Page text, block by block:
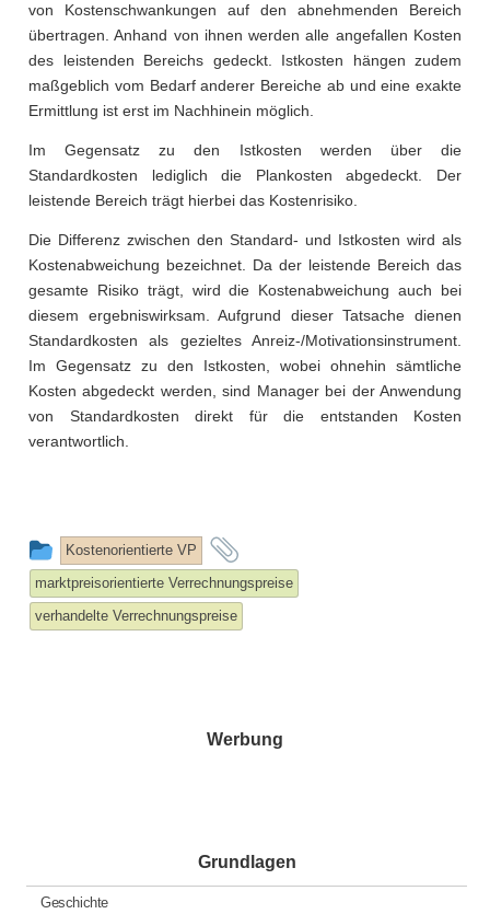
von Kostenschwankungen auf den abnehmenden Bereich
übertragen. Anhand von ihnen werden alle angefallen Kosten
des leistenden Bereichs gedeckt. Istkosten hängen zudem
maßgeblich vom Bedarf anderer Bereiche ab und eine exakte
Ermittlung ist erst im Nachhinein möglich.
Im Gegensatz zu den Istkosten werden über die
Standardkosten lediglich die Plankosten abgedeckt. Der
leistende Bereich trägt hierbei das Kostenrisiko.
Die Differenz zwischen den Standard- und Istkosten wird als
Kostenabweichung bezeichnet. Da der leistende Bereich das
gesamte Risiko trägt, wird die Kostenabweichung auch bei
diesem ergebniswirksam. Aufgrund dieser Tatsache dienen
Standardkosten als gezieltes Anreiz-/Motivationsinstrument.
Im Gegensatz zu den Istkosten, wobei ohnehin sämtliche
Kosten abgedeckt werden, sind Manager bei der Anwendung
von Standardkosten direkt für die entstanden Kosten
verantwortlich.
This
entry
was
posted
Kostenorientierte VP
tagged
marktpreisorientierte Verrechnungspreise
verhandelte Verrechnungspreise
Werbung
Grundlagen
Geschichte